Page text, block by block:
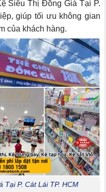
Siêu Thị Đồng Giá Tại P.
giúp tối ưu không gian
của khách hàng.
P. Cát Lái TP. HCM